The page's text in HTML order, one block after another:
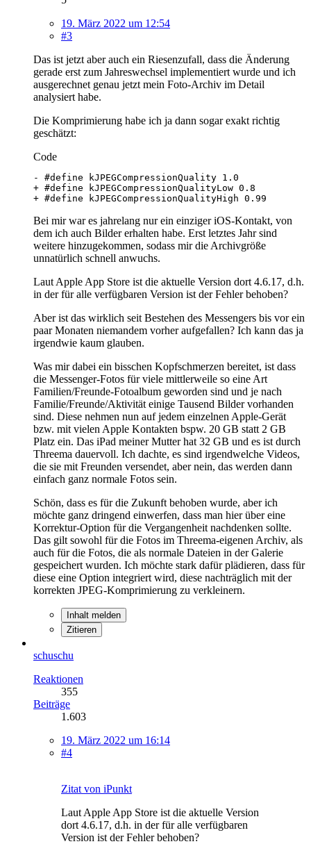
19. März 2022 um 12:54
#3
Das ist jetzt aber auch ein Riesenzufall, dass die Änderung
gerade erst zum Jahreswechsel implementiert wurde und ich
ausgerechnet genau jetzt mein Foto-Archiv im Detail
analysiert habe.
Die Komprimierung habe ich ja dann sogar exakt richtig
geschätzt:
Code
+ #define kJPEGCompressionQualityHigh 0.99
Bei mir war es jahrelang nur ein einziger iOS-Kontakt, von
dem ich auch Bilder erhalten habe. Erst letztes Jahr sind
weitere hinzugekommen, sodass mir die Archivgröße
unnatürlich schnell anwuchs.
Laut Apple App Store ist die aktuelle Version dort 4.6.17, d.h.
in der für alle verfügbaren Version ist der Fehler behoben?
Aber ist das wirklich seit Bestehen des Messengers bis vor ein
paar Monaten niemandem vorher aufgefallen? Ich kann das ja
irgendwie kaum glauben.
Was mir dabei ein bisschen Kopfschmerzen bereitet, ist dass
die Messenger-Fotos für viele mittlerweile so eine Art
Familien/Freunde-Fotoalbum geworden sind und je nach
Familie/Freunde/Aktivität einige Tausend Bilder vorhanden
sind. Diese nehmen nun auf jedem einzelnen Apple-Gerät
bzw. mit vielen Apple Kontakten bspw. 20 GB statt 2 GB
Platz ein. Das iPad meiner Mutter hat 32 GB und es ist durch
Threema dauervoll. Ich dachte, es sind irgendwelche Videos,
die sie mit Freunden versendet, aber nein, das werden dann
einfach ganz normale Fotos sein.
Schön, dass es für die Zukunft behoben wurde, aber ich
möchte ganz dringend einwerfen, dass man hier über eine
Korrektur-Option für die Vergangenheit nachdenken sollte.
Das gilt sowohl für die Fotos im Threema-eigenen Archiv, als
auch für die Fotos, die als normale Dateien in der Galerie
gespeichert wurden. Ich möchte stark dafür plädieren, dass für
diese eine Option integriert wird, diese nachträglich mit der
korrekten JPEG-Komprimierung zu verkleinern.
Inhalt melden
Zitieren
schuschu
Reaktionen
355
Beiträge
1.603
19. März 2022 um 16:14
#4
Zitat von iPunkt
Laut Apple App Store ist die aktuelle Version
dort 4.6.17, d.h. in der für alle verfügbaren
Version ist der Fehler behoben?